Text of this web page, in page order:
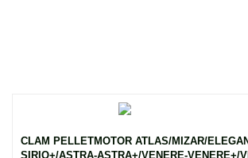
CLAM PELLETMOTOR ATLAS/MIZAR/
SIRIO+/ASTRA-ASTRA+/VENERE-VENERE+/